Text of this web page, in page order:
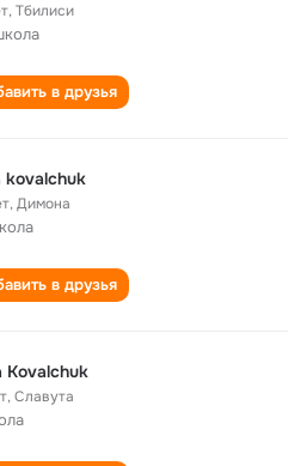
,Тбилиси
в друзья
kovalchuk
,Димона
в друзья
Kovalchuk
,Славута